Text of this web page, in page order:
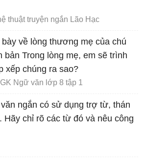
thuật truyện ngắn Lão Hạc
về lòng thương mẹ của chú
bản Trong lòng mẹ, em sẽ trình
xếp chúng ra sao?
Ngữ văn lớp 8 tập 1
ngắn có sử dụng trợ từ, thán
chỉ rõ các từ đó và nêu công